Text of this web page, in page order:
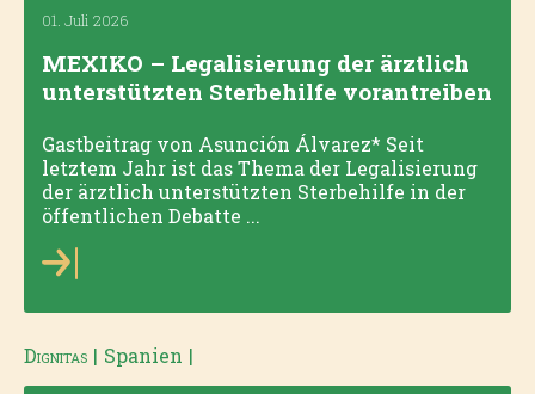
01. Juli 2026
MEXIKO – Legalisierung der ärztlich
unterstützten Sterbehilfe vorantreiben
Gastbeitrag von Asunción Álvarez* Seit
letztem Jahr ist das Thema der Legalisierung
der ärztlich unterstützten Sterbehilfe in der
öffentlichen Debatte ...
Dignitas | Spanien |